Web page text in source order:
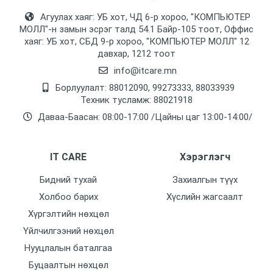
Агуулах хаяг: УБ хот, ЧД 6-р хороо, "КОМПЬЮТЕР
МОЛЛ᠌"-н замын эсрэг талд 54.1 Байр-105 тоот, Оффис
хаяг: УБ хот, СБД 9-р хороо, "КОМПЬЮТЕР МОЛЛ᠌" 12
давхар, 1212 тоот
info@itcare.mn
Борлуулалт: 88012090, 99273333, 88033939
Техник тусламж: 88021918
Даваа-Баасан: 08:00-17:00 /Цайны цаг 13:00-14:00/
IT CARE
Бидний тухай
Холбоо барих
Хүргэлтийн нөхцөл
Үйлчилгээний нөхцөл
Нууцлалын баталгаа
Буцаалтын нөхцөл
Хэрэглэгч
Захиалгын түүх
Хүслийн жагсаалт